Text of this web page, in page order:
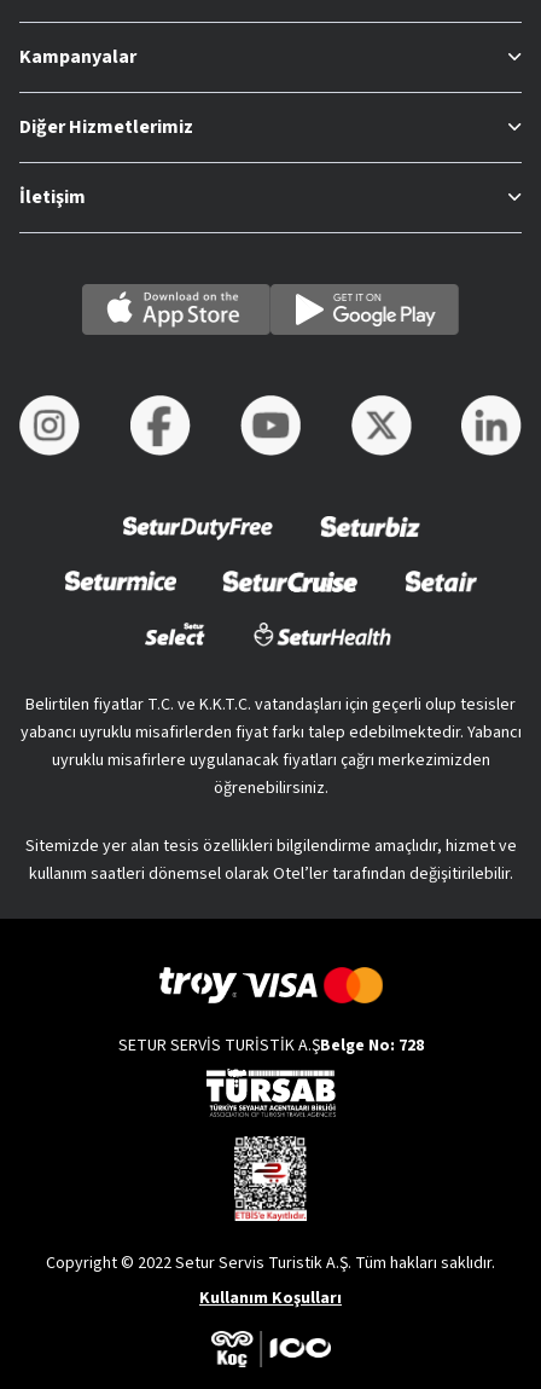
Kampanyalar
Diğer Hizmetlerimiz
İletişim
Belirtilen fiyatlar T.C. ve K.K.T.C. vatandaşları için geçerli olup tesisler
yabancı uyruklu misafirlerden fiyat farkı talep edebilmektedir. Yabancı
uyruklu misafirlere uygulanacak fiyatları çağrı merkezimizden
öğrenebilirsiniz.
Sitemizde yer alan tesis özellikleri bilgilendirme amaçlıdır, hizmet ve
kullanım saatleri dönemsel olarak Otel’ler tarafından değişitirilebilir.
SETUR SERVİS TURİSTİK A.ŞBelge No: 728
Copyright © 2022 Setur Servis Turistik A.Ş. Tüm hakları saklıdır.
Kullanım Koşulları